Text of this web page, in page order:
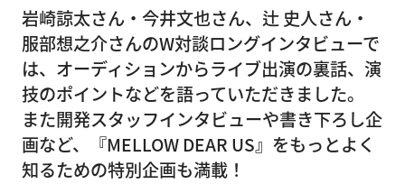
岩崎諒太さん・今井文也さん、辻 史人さん・
服部想之介さんのW対談ロングインタビューで
は、オーディションからライブ出演の裏話、演
技のポイントなどを語っていただきました。
また開発スタッフインタビューや書き下ろし企
画など、『MELLOW DEAR US』をもっとよく
知るための特別企画も満載！